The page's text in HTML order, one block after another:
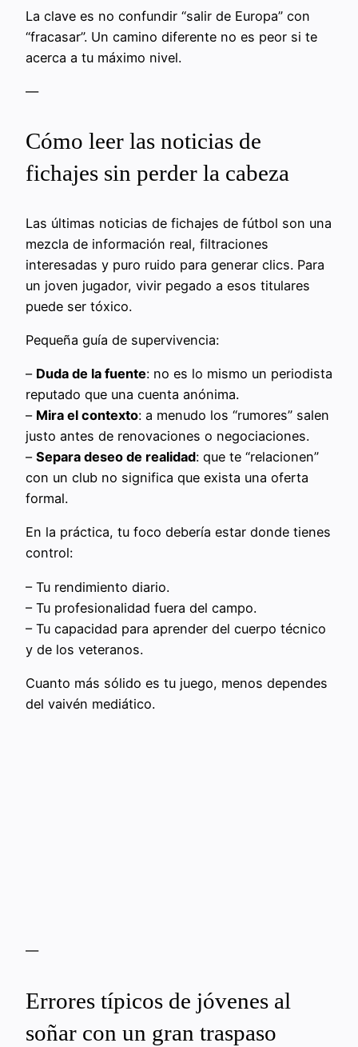
La clave es no confundir “salir de Europa” con
“fracasar”. Un camino diferente no es peor si te
acerca a tu máximo nivel.
—
Cómo leer las noticias de
fichajes sin perder la cabeza
Las últimas noticias de fichajes de fútbol son una
mezcla de información real, filtraciones
interesadas y puro ruido para generar clics. Para
un joven jugador, vivir pegado a esos titulares
puede ser tóxico.
Pequeña guía de supervivencia:
– Duda de la fuente: no es lo mismo un periodista
reputado que una cuenta anónima.
– Mira el contexto: a menudo los “rumores” salen
justo antes de renovaciones o negociaciones.
– Separa deseo de realidad: que te “relacionen”
con un club no significa que exista una oferta
formal.
En la práctica, tu foco debería estar donde tienes
control:
– Tu rendimiento diario.
– Tu profesionalidad fuera del campo.
– Tu capacidad para aprender del cuerpo técnico
y de los veteranos.
Cuanto más sólido es tu juego, menos dependes
del vaivén mediático.
—
Errores típicos de jóvenes al
soñar con un gran traspaso